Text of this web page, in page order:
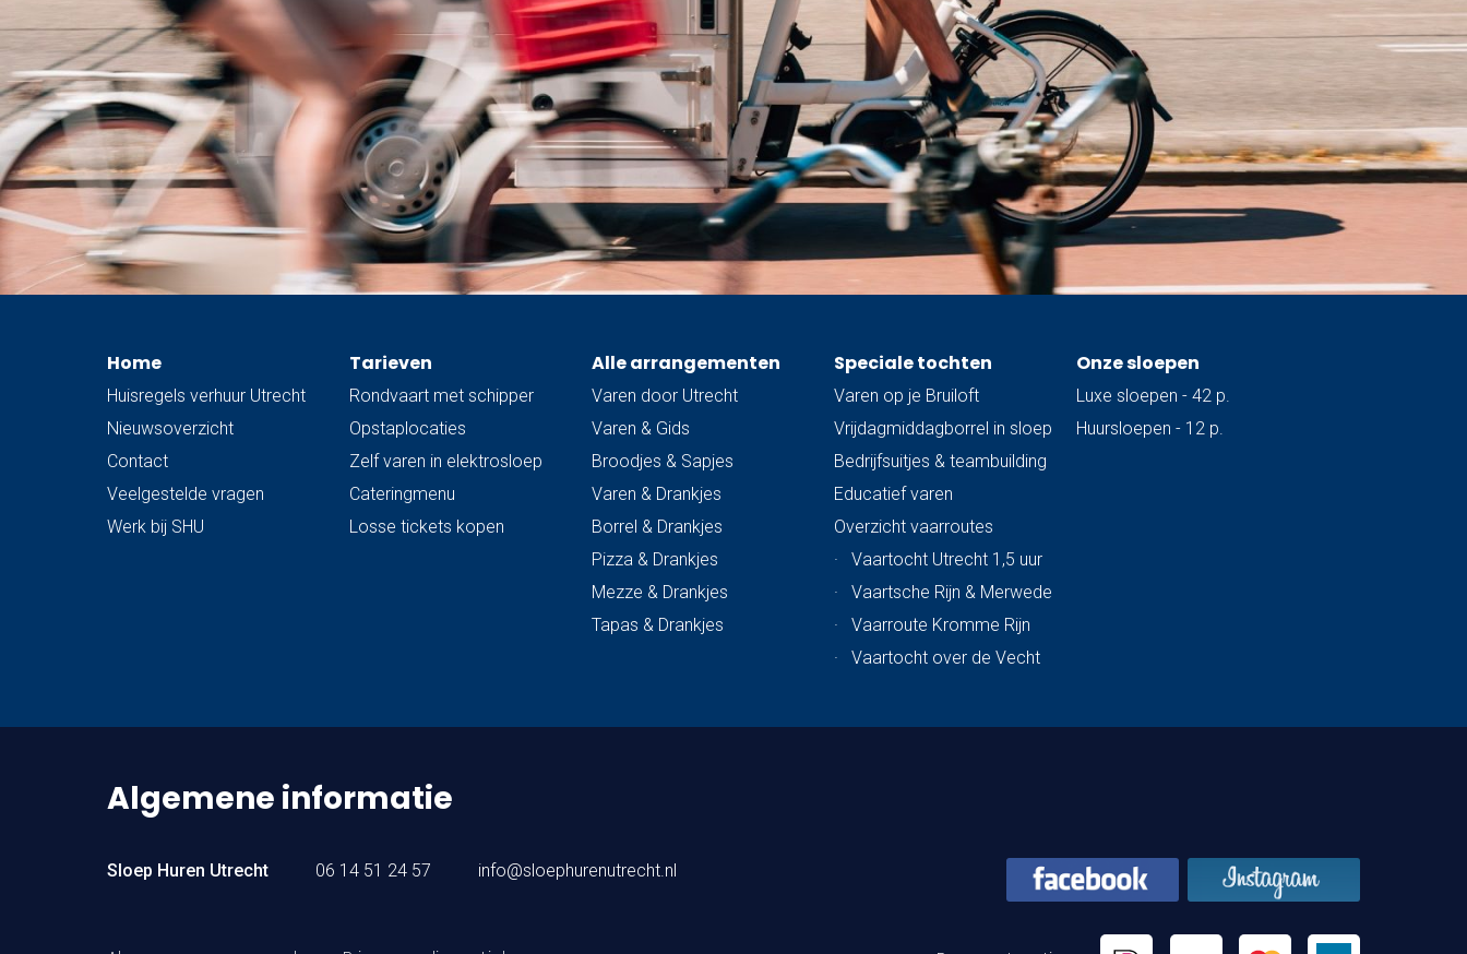
Home
Huisregels verhuur Utrecht
Nieuwsoverzicht
Contact
Veelgestelde vragen
Werk bij SHU
Tarieven
Rondvaart met schipper
Opstaplocaties
Zelf varen in elektrosloep
Cateringmenu
Losse tickets kopen
Alle arrangementen
Varen door Utrecht
Varen & Gids
Broodjes & Sapjes
Varen & Drankjes
Borrel & Drankjes
Pizza & Drankjes
Mezze & Drankjes
Tapas & Drankjes
Speciale tochten
Varen op je Bruiloft
Vrijdagmiddagborrel in sloep
Bedrijfsuitjes & teambuilding
Educatief varen
Overzicht vaarroutes
·
Vaartocht Utrecht 1,5 uur
·
Vaartsche Rijn & Merwede
·
Vaarroute Kromme Rijn
·
Vaartocht over de Vecht
Onze sloepen
Luxe sloepen - 42 p.
Huursloepen - 12 p.
Algemene informatie
Sloep Huren Utrecht 06 14 51 24 57 info@sloephurenutrecht.nl